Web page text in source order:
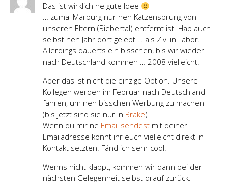
Das ist wirklich ne gute Idee
… zumal Marburg nur nen Katzensprung von
unseren Eltern (Biebertal) entfernt ist. Hab auch
selbst nen Jahr dort gelebt … als Zivi in Tabor.
Allerdings dauerts ein bisschen, bis wir wieder
nach Deutschland kommen … 2008 vielleicht.
Aber das ist nicht die einzige Option. Unsere
Kollegen werden im Februar nach Deutschland
fahren, um nen bisschen Werbung zu machen
(bis jetzt sind sie nur in Brake)
Wenn du mir ne Email sendest mit deiner
Emailadresse könnt ihr euch vielleicht direkt in
Kontakt setzten. Fänd ich sehr cool.
Wenns nicht klappt, kommen wir dann bei der
nächsten Gelegenheit selbst drauf zurück.